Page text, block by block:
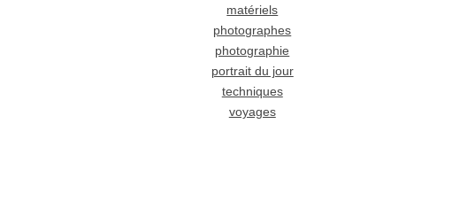
matériels
photographes
photographie
portrait du jour
techniques
voyages